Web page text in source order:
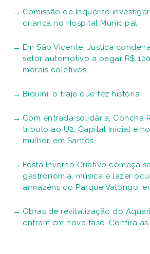
Comissão de Inquérito
criança no Hospital Municipal
Em São Vicente, Justiça
setor automotivo a pagar R$
morais coletivos
Biquíni: o traje que fez história
Com entrada solidária, Concha
tributo ao U2, Capital Inicial e
mulher, em Santos
Festa Inverno Criativo começa
gastronomia, música e lazer
armazéns do Parque Valongo,
Obras de revitalização do
entram em nova fase. Confira